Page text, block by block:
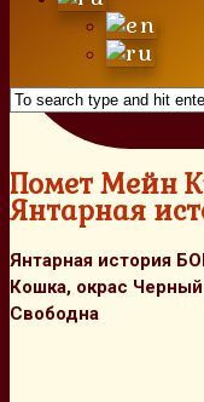
Помет Мейн
Янтарная
Янтарная история
Кошка, окрас
Свободна